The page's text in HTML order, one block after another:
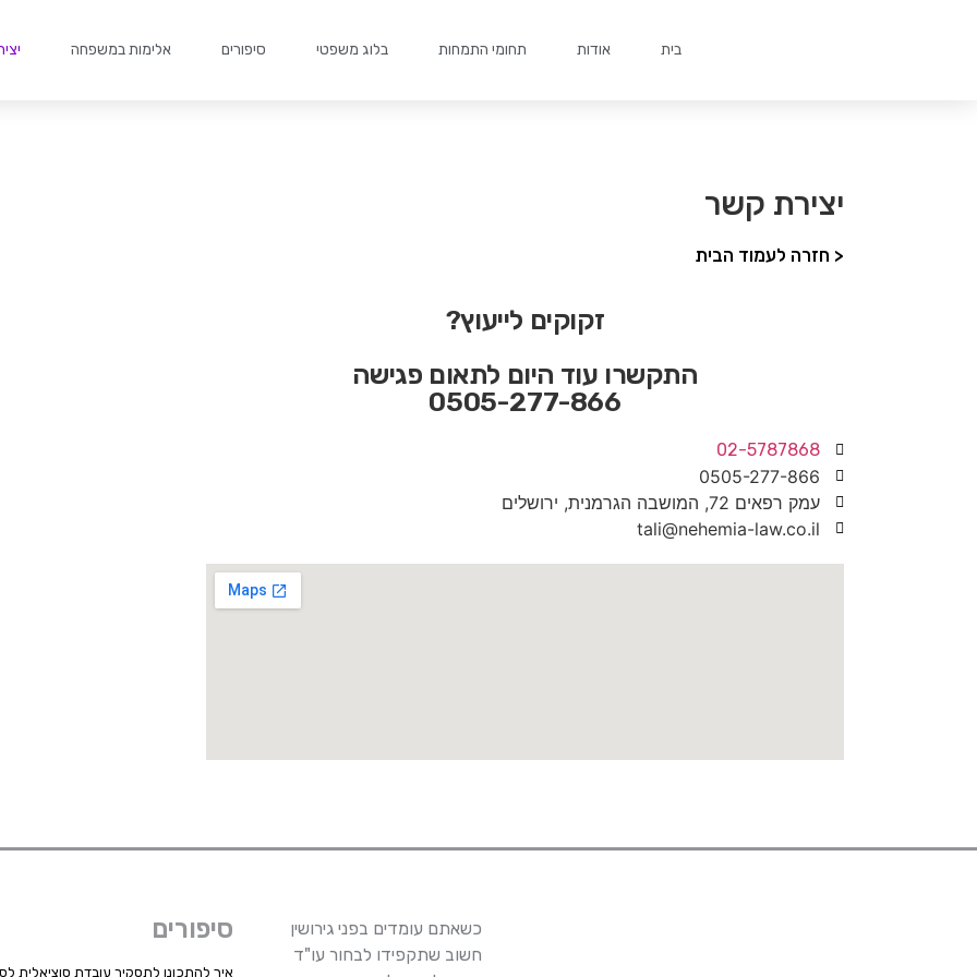
בית אודות תחומי התמחות בלוג משפטי סיפורים אלימות במשפחה
יצירת קשר
< חזרה לעמוד הבית
זקוקים לייעוץ?
התקשרו עוד היום לתאום פגישה
0505-277-866
02-5787868
0505-277-866
עמק רפאים 72, המושבה הגרמנית, ירושלים
tali@nehemia-law.co.il
כשאתם עומדים בפני גירושין
חשוב שתקפידו לבחור עו"ד
סיפורים
איך להתכונן לתסקיר עובדת סוציאלית